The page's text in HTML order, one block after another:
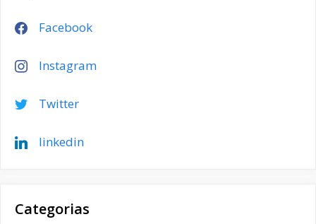
Facebook
Instagram
Twitter
linkedin
Categorias